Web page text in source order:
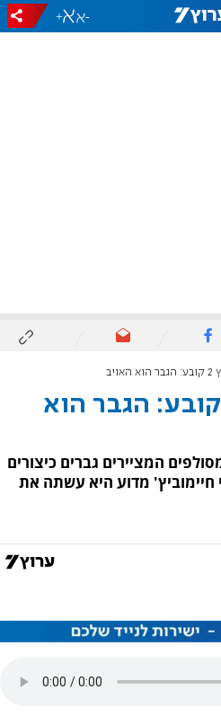
-
+
"תחקיר" ערוץ 2 קובע: הגבר הוא
המציירים גברים כיצורים
חיימוביץ' מדוע היא עשתה את